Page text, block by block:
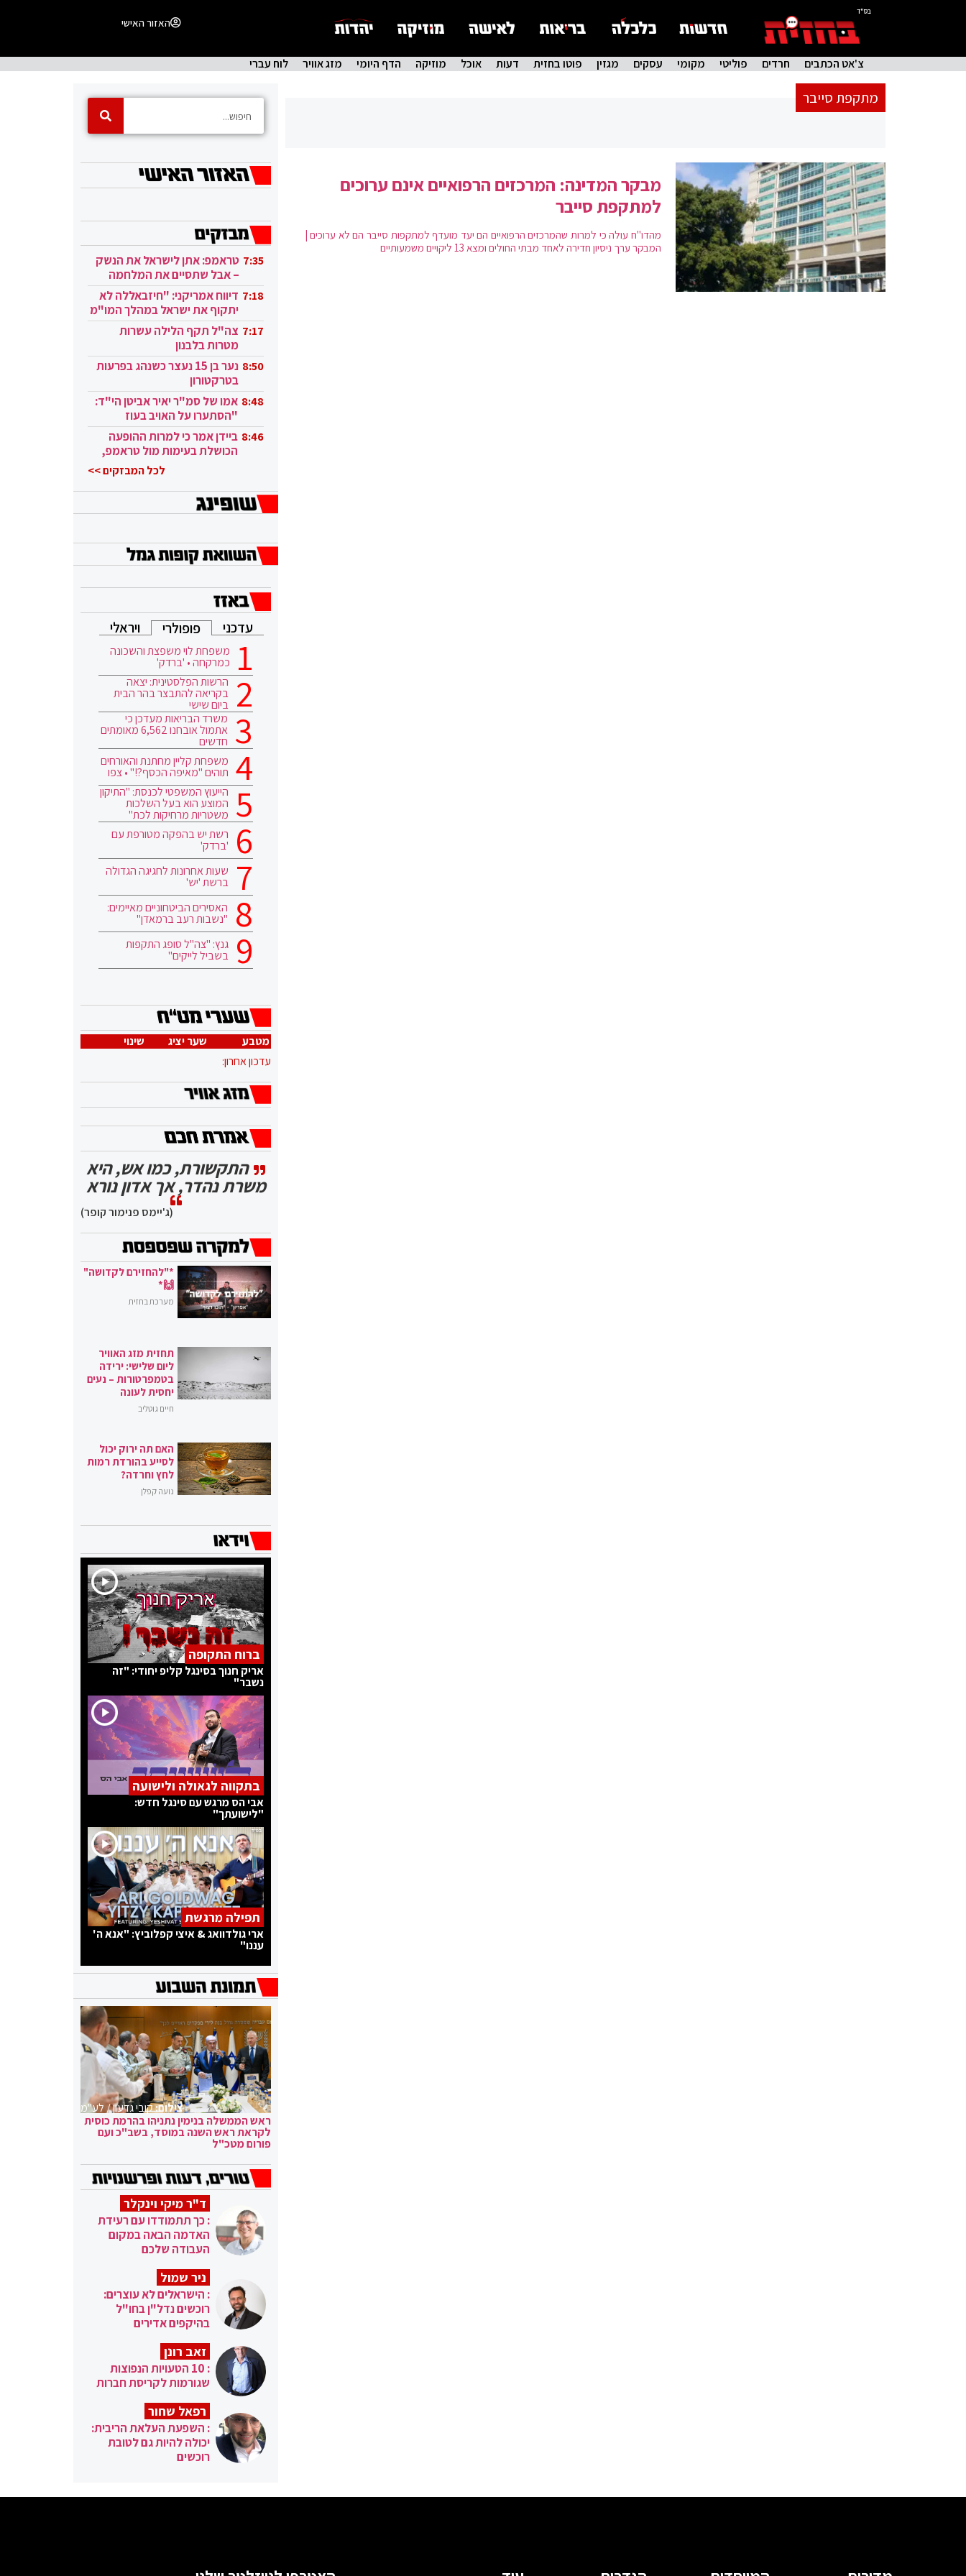
בס"ד
האזור האישי
צ'אט הכתבים חרדים פוליטי מקומי עסקים מגזין פוטו בחזית דעות אוכל מוזיקה הדף היומי מזג אוויר לוח עברי
מתקפת סייבר
מבקר המדינה: המרכזים הרפואיים אינם ערוכים
למתקפת סייבר
מהדו"ח עולה כי למרות שהמרכזים הרפואיים הם יעד מועדף למתקפות סייבר הם לא ערוכים |
המבקר ערך ניסיון חדירה לאחד מבתי החולים ומצא 13 ליקויים משמעותיים
7:35 טראמפ: אתן לישראל את הנשק
– אבל שתסיים את המלחמה
בעזה 7:18 דיווח אמריקני: "חיזבאללה לא
יתקוף את ישראל במהלך המו"מ
בקטאר" 7:17 צה"ל תקף הלילה עשרות
מטרות בלבנון
8:50
נער בן 15 נעצר כשנהג בפרעות
בטרקטורון
8:48 אמו של סמ"ר יאיר אביטן הי"ד:
"הסתערו על האויב בעוז
ובגבורה" 8:46 ביידן אמר כי למרות ההופעה
הכושלת בעימות מול טראמפ,
לכל המבזקים >>
עדכני פופולרי ויראלי
משפחת לוי משפצת והשכונה
כמרקחה • 'ברדק'
הרשות הפלסטינית: יצאה
בקריאה להתבצר בהר הבית
ביום שישי
משרד הבריאות מעדכן כי
אתמול אובחנו 6,562 מאומתים
חדשים
משפחת קליין מחתנת והאורחים
תוהים "מאיפה הכסף?!" • צפו
הייעוץ המשפטי לכנסת: "התיקון
המוצע הוא בעל השלכות
משטריות מרחיקות לכת"
רשת יש בהפקה מטורפת עם
'ברדק'
שעות אחרונות לחגיגה הגדולה
ברשת 'יש'
האסירים הביטחוניים מאיימים:
"נשבות רעב ברמאדן"
גנץ: "צה"ל סופג התקפות
בשביל לייקים"
מטבע שער יציג
שינוי
עדכון אחרון:
התקשורת, כמו אש, היא
משרת נהדר, אך אדון נורא
(ג'יימס פנימור קופר)
*"להחזירם לקדושה"
🙌*
מערכת בחזית
תחזית מזג האוויר
ליום שלישי: ירידה
בטמפרטורות – נעים
יחסית לעונה
חיים גוטליב
האם תה ירוק יכול
לסייע בהורדת רמות
לחץ וחרדה?
נועה קפלן
ברוח התקופה
אריק חנוך בסינגל קליפ יחודי: "זה
נשבר"
בתקווה לגאולה ולישועה
אבי הס מרגש עם סינגל חדש:
"לישועתך"
תפילה מרגשת
ארי גולדוואג & איצי קפלוביץ: "אנא ה'
עננו"
צילום:קובי גדעון / לע"מ
ראש הממשלה בנימין נתניהו בהרמת כוסית
לקראת ראש השנה במוסד, בשב"כ ועם
פורום מטכ"ל
ד"ר מיקי וינקלר
: כך תתמודדו עם רעידת
האדמה הבאה במקום
העבודה שלכם
ניר שמול
: הישראלים לא עוצרים:
רוכשים נדל"ן בחו"ל
בהיקפים אדירים
זאב רונן
: 10 הטעויות הנפוצות
שגורמות לקריסת חברות
רפאל שחור
: השפעת העלאת הריבית:
יכולה להיות גם לטובת
רוכשים